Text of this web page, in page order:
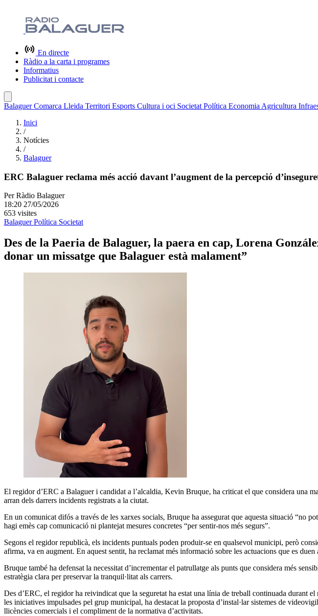
En directe
Ràdio a la carta i programes
Informatius
Publicitat i contacte
BalaguerComarca Lleida Territori Esports Cultura i oci Societat Política Economia Agricultura
Inici
/
Notícies
/
Balaguer
ERC Balaguer reclama més acció davant l’augment de la percepció
Per Ràdio Balaguer
18:20 27/05/2026
653 visites
BalaguerPolítica Societat
Des de la Paeria de Balaguer, la paera en cap, Lorena
donar un missatge que Balaguer està malament”
El regidor d’ERC a Balaguer i candidat a l’alcaldia, Kevin Bruque, ha criticat el que considera una
arran dels darrers incidents registrats a la ciutat.
En un comunicat difós a través de les xarxes socials, Bruque ha assegurat que aquesta situació “no
hagi emès cap comunicació ni plantejat mesures concretes “per sentir-nos més segurs”.
Segons el regidor republicà, els incidents puntuals poden produir-se en qualsevol municipi, però
afirma, va en augment. En aquest sentit, ha reclamat més informació sobre les actuacions que es
Bruque també ha defensat la necessitat d’incrementar el patrullatge als punts que considera més
estratègia clara per preservar la tranquil·litat als carrers.
Des d’ERC, el regidor ha reivindicat que la seguretat ha estat una línia de treball continuada durant
les iniciatives impulsades pel grup municipal, ha destacat la proposta d’instal·lar sistemes de
llicències comercials i el compliment de la normativa d’activitats.